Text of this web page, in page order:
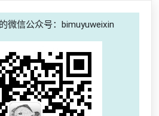
微信公众号：bimuyuweixin